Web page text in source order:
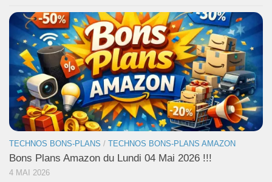
TECHNOS BONS-PLANS / TECHNOS BONS-PLANS AMAZON
Bons Plans Amazon du Lundi 04 Mai 2026 !!!
4 MAI 2026